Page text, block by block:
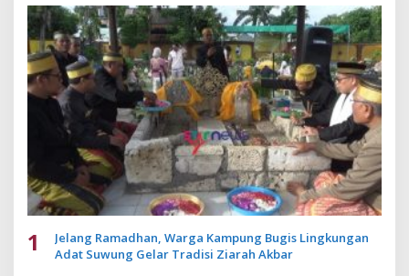
1
Jelang Ramadhan, Warga Kampung Bugis Lingkungan
Adat Suwung Gelar Tradisi Ziarah Akbar